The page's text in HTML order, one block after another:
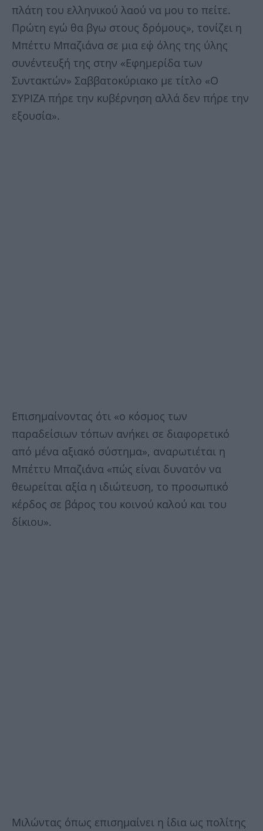
πλάτη του ελληνικού λαού να μου το πείτε.
Πρώτη εγώ θα βγω στους δρόμους», τονίζει η
Μπέττυ Μπαζιάνα σε μια εφ΄ όλης της ύλης
συνέντευξή της στην «Εφημερίδα των
Συντακτών» Σαββατοκύριακο με τίτλο «Ο
ΣΥΡΙΖΑ πήρε την κυβέρνηση αλλά δεν πήρε την
εξουσία».
Επισημαίνοντας ότι «ο κόσμος των
παραδείσιων τόπων ανήκει σε διαφορετικό
από μένα αξιακό σύστημα», αναρωτιέται η
Μπέττυ Μπαζιάνα «πώς είναι δυνατόν να
θεωρείται αξία η ιδιώτευση, το προσωπικό
κέρδος σε βάρος του κοινού καλού και του
δίκιου».
Μιλώντας όπως επισημαίνει η ίδια ως πολίτης